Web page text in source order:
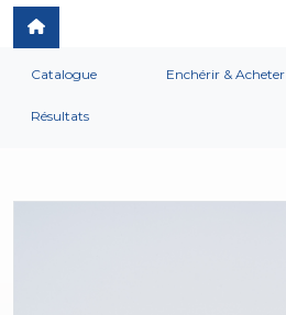
Catalogue Enchérir & Acheter
Résultats